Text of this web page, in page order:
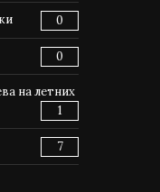
0
0
на летних
1
7